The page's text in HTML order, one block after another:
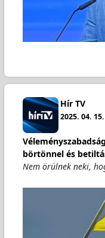
Hír TV
2025. 04.
börtönnel és
Nem örülnek neki,